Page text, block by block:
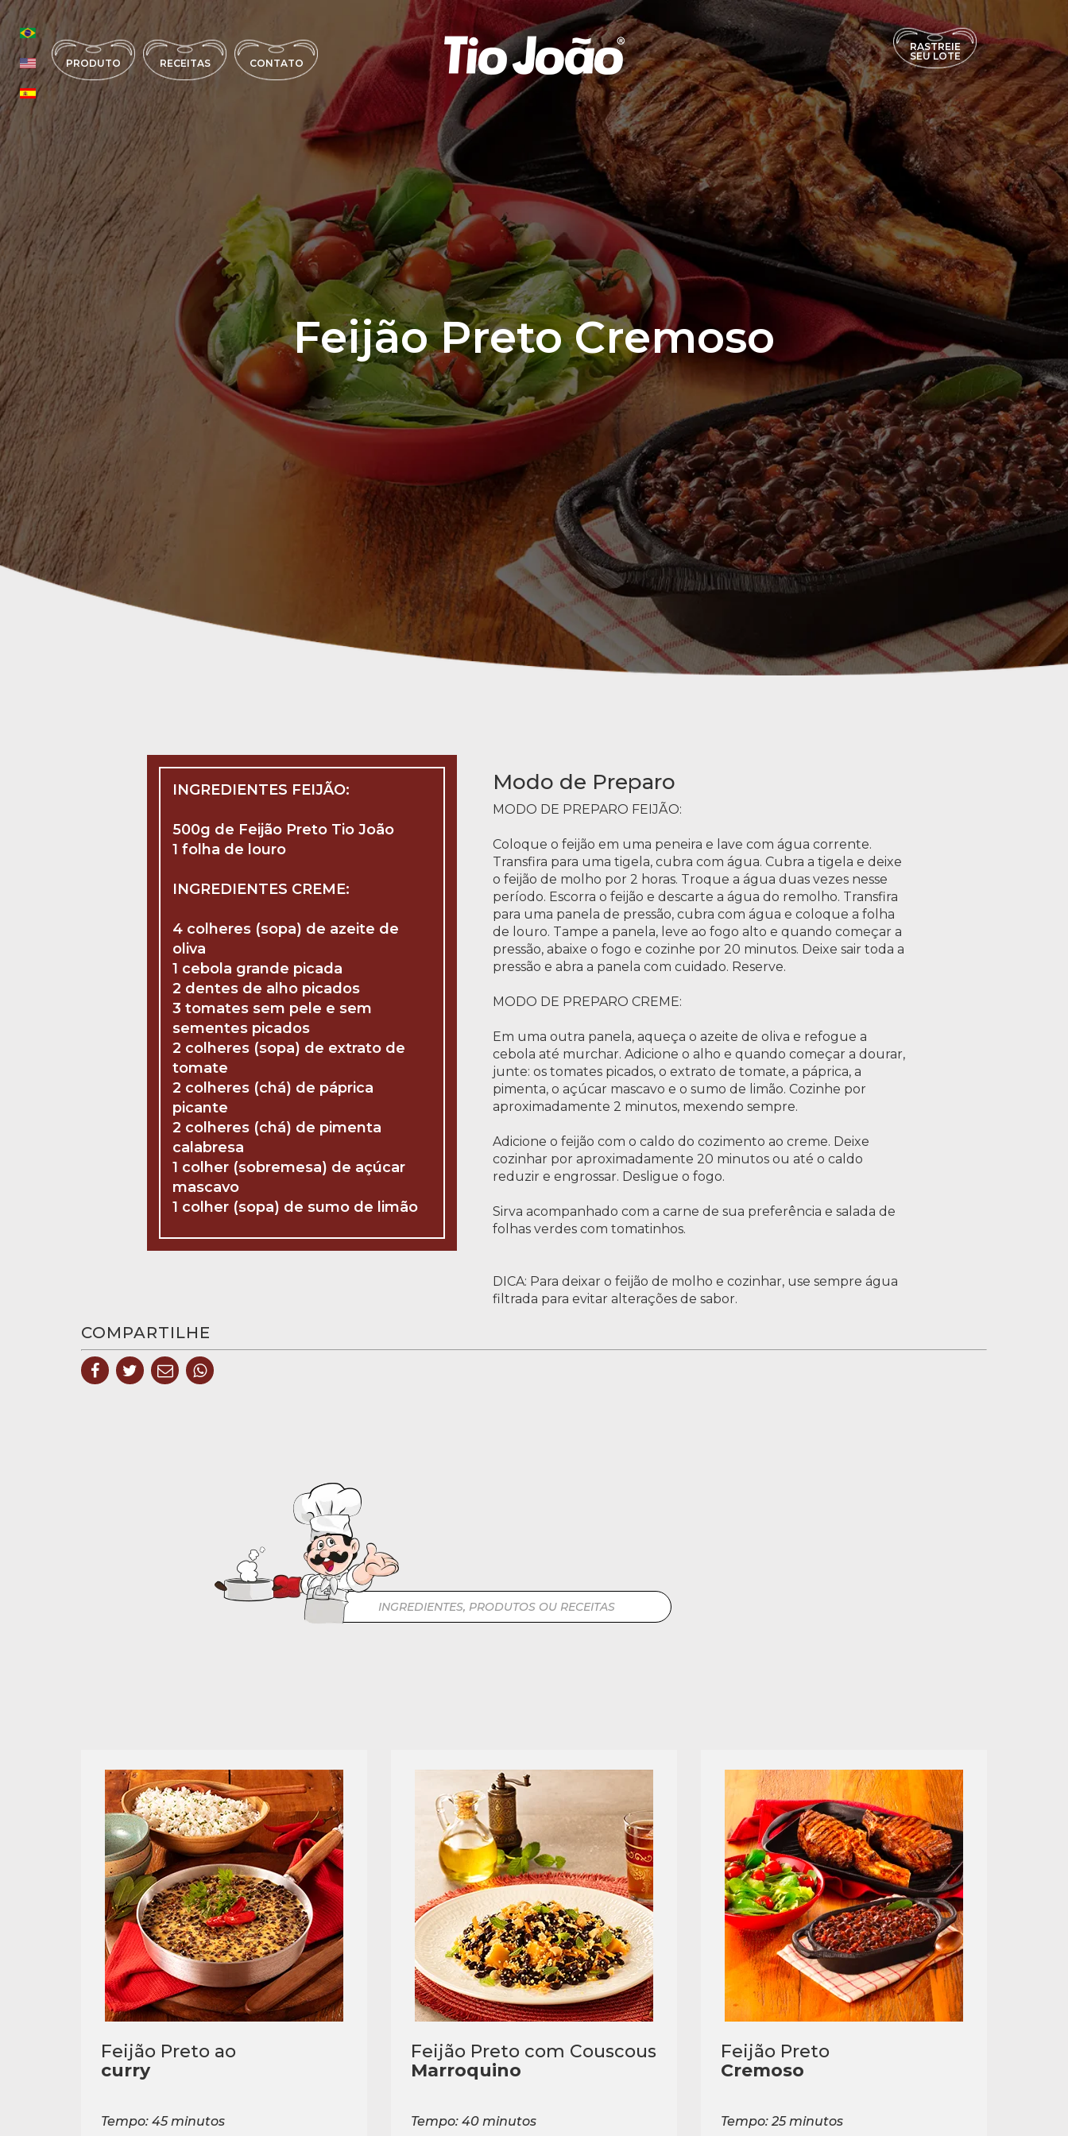
PRODUTO RECEITAS CONTATO
RASTREIE
SEU LOTE
Feijão Preto Cremoso
INGREDIENTES FEIJÃO:
500g de Feijão Preto Tio João
1 folha de louro
INGREDIENTES CREME:
4 colheres (sopa) de azeite de
oliva
1 cebola grande picada
2 dentes de alho picados
3 tomates sem pele e sem
sementes picados
2 colheres (sopa) de extrato de
tomate
2 colheres (chá) de páprica
picante
2 colheres (chá) de pimenta
calabresa
1 colher (sobremesa) de açúcar
mascavo
1 colher (sopa) de sumo de limão
Modo de Preparo
MODO DE PREPARO FEIJÃO:
Coloque o feijão em uma peneira e lave com água corrente.
Transfira para uma tigela, cubra com água. Cubra a tigela e deixe
o feijão de molho por 2 horas. Troque a água duas vezes nesse
período. Escorra o feijão e descarte a água do remolho. Transfira
para uma panela de pressão, cubra com água e coloque a folha
de louro. Tampe a panela, leve ao fogo alto e quando começar a
pressão, abaixe o fogo e cozinhe por 20 minutos. Deixe sair toda a
pressão e abra a panela com cuidado. Reserve.
MODO DE PREPARO CREME:
Em uma outra panela, aqueça o azeite de oliva e refogue a
cebola até murchar. Adicione o alho e quando começar a dourar,
junte: os tomates picados, o extrato de tomate, a páprica, a
pimenta, o açúcar mascavo e o sumo de limão. Cozinhe por
aproximadamente 2 minutos, mexendo sempre.
Adicione o feijão com o caldo do cozimento ao creme. Deixe
cozinhar por aproximadamente 20 minutos ou até o caldo
reduzir e engrossar. Desligue o fogo.
Sirva acompanhado com a carne de sua preferência e salada de
folhas verdes com tomatinhos.
DICA: Para deixar o feijão de molho e cozinhar, use sempre água
filtrada para evitar alterações de sabor.
COMPARTILHE
Feijão Preto ao
curry
Tempo: 45 minutos
Feijão Preto com Couscous
Marroquino
Tempo: 40 minutos
Feijão Preto
Cremoso
Tempo: 25 minutos